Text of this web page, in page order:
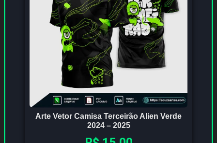
Arte Vetor Camisa Terceirão Alien Verde
2024 – 2025